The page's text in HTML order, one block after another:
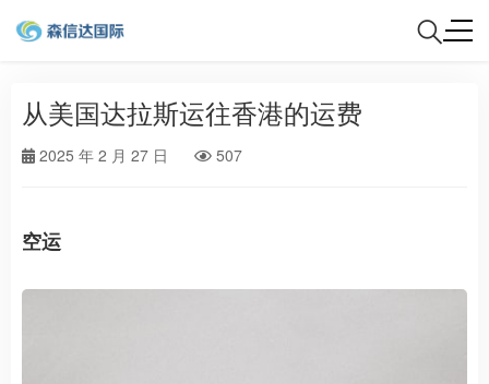
从美国达拉斯运往香港的运费
2025 年 2 月 27 日 507
空运